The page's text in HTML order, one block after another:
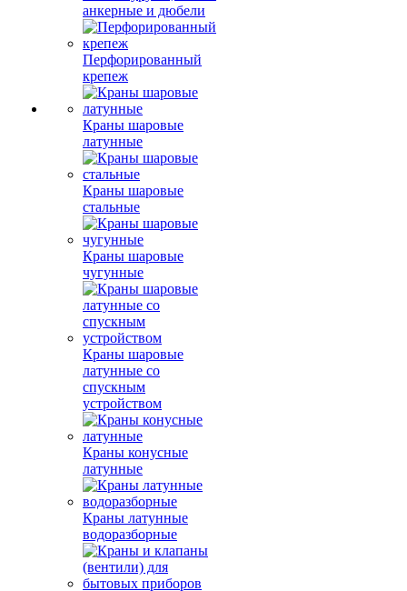
анкерные и дюбели
Перфорированный
крепеж
Краны шаровые
латунные
Краны шаровые
стальные
Краны шаровые
чугунные
Краны шаровые
латунные со
спускным
устройством
Краны конусные
латунные
Краны латунные
водоразборные